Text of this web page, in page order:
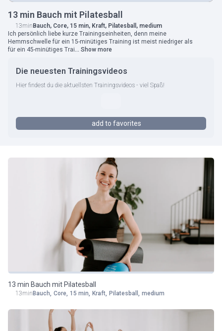
13 min Bauch mit Pilatesball
13min Bauch, Core, 15 min, Kraft, Pilatesball, medium
Ich persönlich liebe kurze Trainingseinheiten, denn meine
Hemmschwelle für ein 15-minütiges Training ist meist niedriger als
für ein 45-minütiges Trai... Show more
Die neuesten Trainingsvideos
Hier findest du die aktuellsten Trainingsvideos - viel Spaß!
add to favorites
13 min Bauch mit Pilatesball
13min Bauch, Core, 15 min, Kraft, Pilatesball , medium